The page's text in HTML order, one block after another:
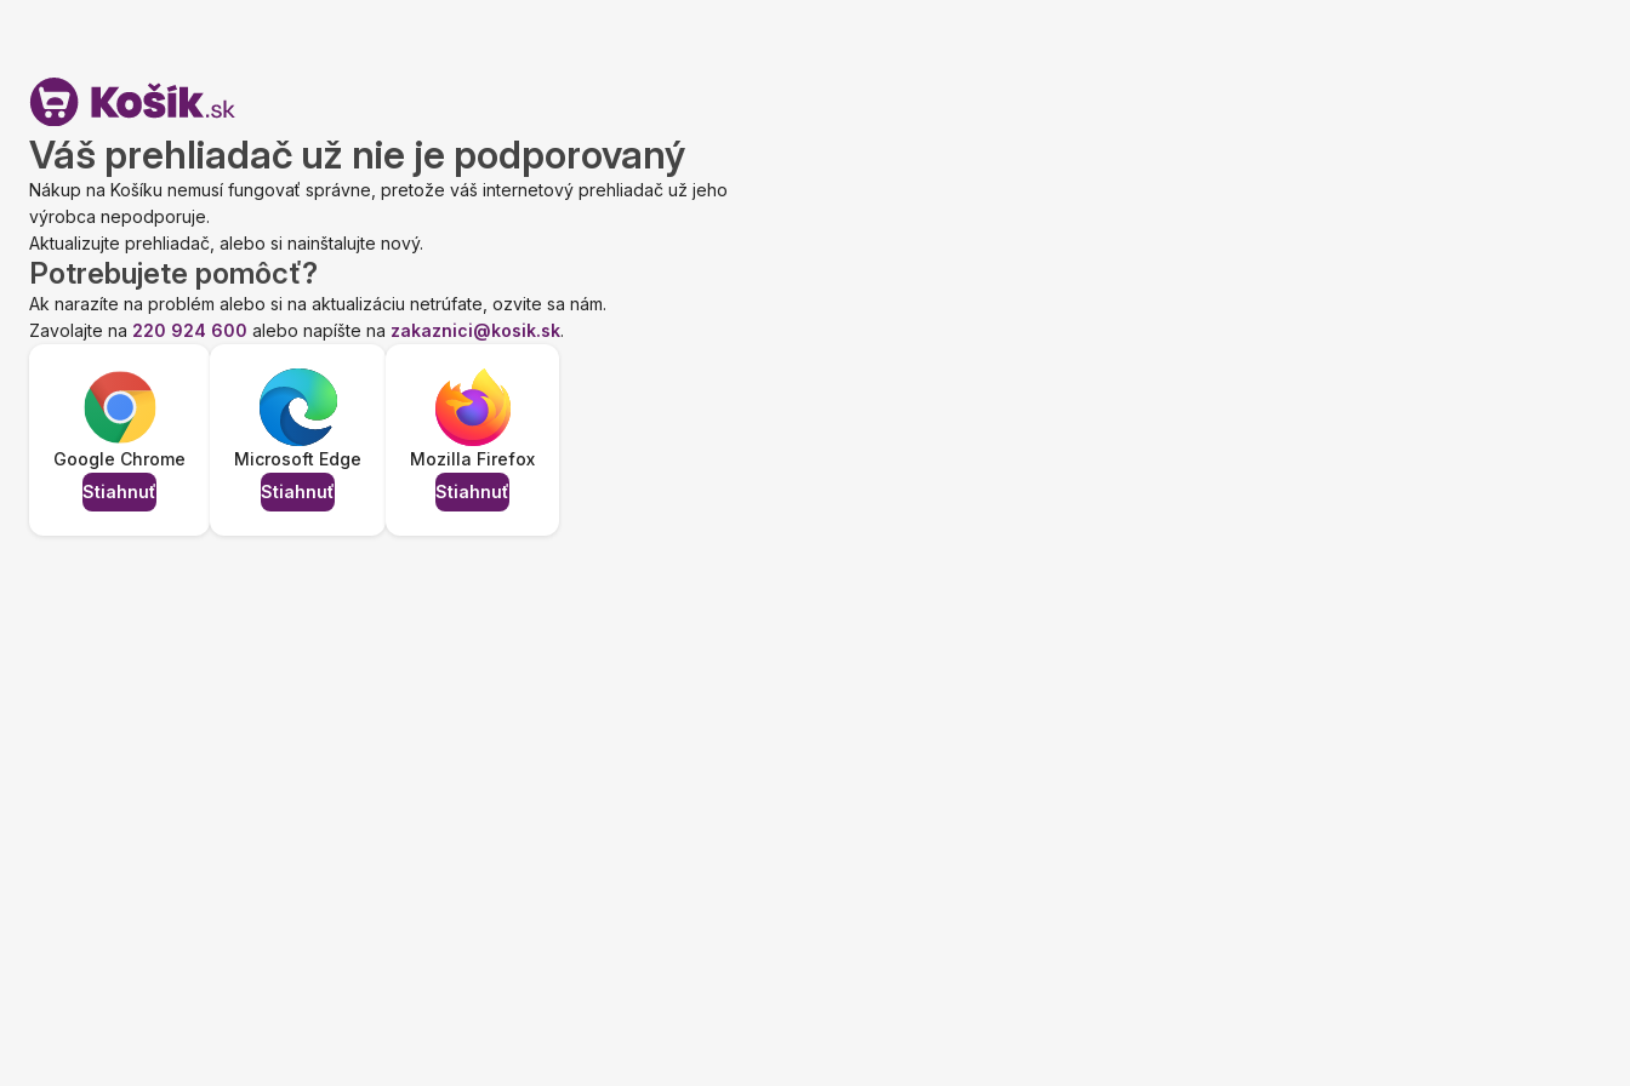
Váš prehliadač už nie je podporovaný
Nákup na Košíku nemusí fungovať správne, pretože váš internetový prehliadač už jeho
výrobca nepodporuje.
Aktualizujte prehliadač, alebo si nainštalujte nový.
Potrebujete pomôcť?
Ak narazíte na problém alebo si na aktualizáciu netrúfate, ozvite sa nám.
Zavolajte na 220 924 600 alebo napíšte na zakaznici@kosik.sk.
Google Chrome
Stiahnuť
Microsoft Edge
Stiahnuť
Mozilla Firefox
Stiahnuť